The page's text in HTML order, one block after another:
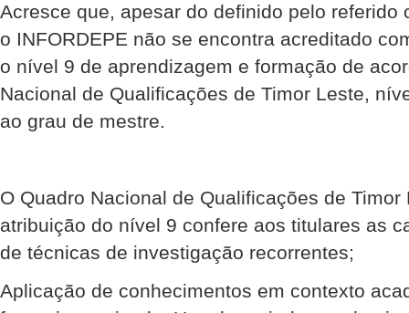
Acresce que, apesar do definido pelo referido
o INFORDEPE não se encontra acreditado
o nível 9 de aprendizagem e formação de
Nacional de Qualificações de Timor Leste,
ao grau de mestre.
O Quadro Nacional de Qualificações de
atribuição do nível 9 confere aos titulares as
de técnicas de investigação recorrentes;
Aplicação de conhecimentos em contexto